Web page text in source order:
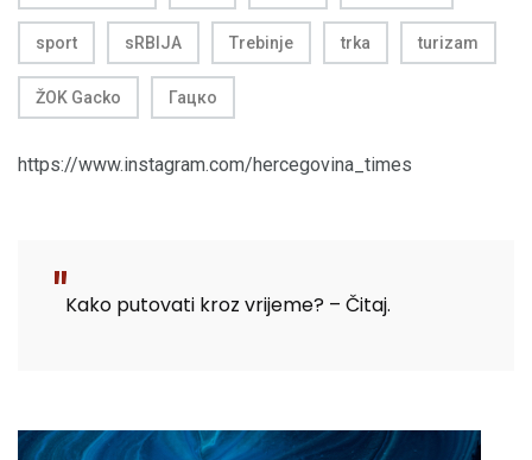
sport sRBIJA Trebinje trka turizam
ŽOK Gacko Гацко
https://www.instagram.com/hercegovina_times
Kako putovati kroz vrijeme? – Čitaj.